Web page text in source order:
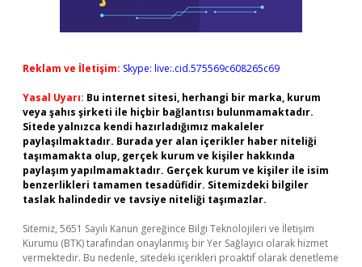
Reklam ve İletişim: Skype: live:.cid.575569c608265c69
Yasal Uyarı: Bu internet sitesi, herhangi bir marka, kurum
veya şahıs şirketi ile hiçbir bağlantısı bulunmamaktadır.
Sitede yalnızca kendi hazırladığımız makaleler
paylaşılmaktadır. Burada yer alan içerikler haber niteliği
taşımamakta olup, gerçek kurum ve kişiler hakkında
paylaşım yapılmamaktadır. Gerçek kurum ve kişiler ile isim
benzerlikleri tamamen tesadüfidir. Sitemizdeki bilgiler
taslak halindedir ve tavsiye niteliği taşımazlar.
Sitemiz, 5651 Sayılı Kanun gereğince Bilgi Teknolojileri ve İletişim
Kurumu (BTK) tarafından onaylanmış bir Yer Sağlayıcı olarak hizmet
vermektedir. Bu nedenle, sitedeki içerikleri proaktif olarak denetleme